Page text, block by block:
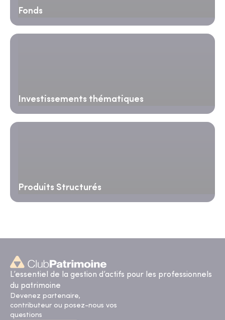
Fonds
Investissements thématiques
Produits Structurés
L’essentiel de la gestion d’actifs pour les professionnels
du patrimoine
Devenez partenaire,
contributeur ou posez-nous vos
questions